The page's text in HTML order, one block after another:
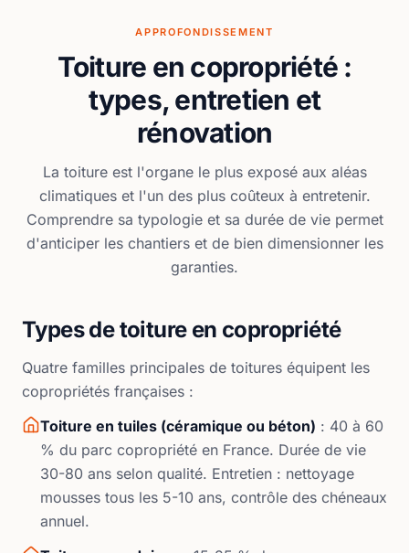
APPROFONDISSEMENT
Toiture en copropriété :
types, entretien et
rénovation
La toiture est l'organe le plus exposé aux aléas
climatiques et l'un des plus coûteux à entretenir.
Comprendre sa typologie et sa durée de vie permet
d'anticiper les chantiers et de bien dimensionner les
garanties.
Types de toiture en copropriété
Quatre familles principales de toitures équipent les
copropriétés françaises :
Toiture en tuiles (céramique ou béton) : 40 à 60
% du parc copropriété en France. Durée de vie
30-80 ans selon qualité. Entretien : nettoyage
mousses tous les 5-10 ans, contrôle des chéneaux
annuel.